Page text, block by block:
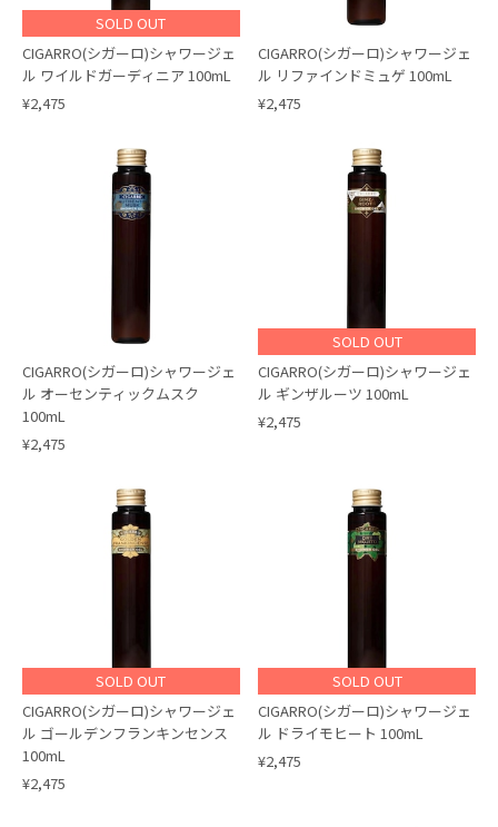
SOLD OUT
CIGARRO(シガーロ)シャワージェ
ル ワイルドガーディニア 100mL
¥2,475
CIGARRO(シガーロ)シャワージェ
ル リファインドミュゲ 100mL
¥2,475
CIGARRO(シガーロ)シャワージェ
ル オーセンティックムスク
100mL
¥2,475
SOLD OUT
CIGARRO(シガーロ)シャワージェ
ル ギンザルーツ 100mL
¥2,475
SOLD OUT
CIGARRO(シガーロ)シャワージェ
ル ゴールデンフランキンセンス
100mL
¥2,475
SOLD OUT
CIGARRO(シガーロ)シャワージェ
ル ドライモヒート 100mL
¥2,475